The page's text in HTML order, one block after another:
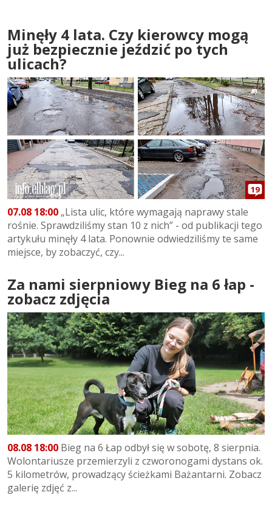
Minęły 4 lata. Czy kierowcy mogą
już bezpiecznie jeździć po tych
ulicach?
19
07.08 18:00 „Lista ulic, które wymagają naprawy stale
rośnie. Sprawdziliśmy stan 10 z nich” - od publikacji tego
artykułu minęły 4 lata. Ponownie odwiedziliśmy te same
miejsce, by zobaczyć, czy...
Za nami sierpniowy Bieg na 6 łap -
zobacz zdjęcia
08.08 18:00 Bieg na 6 Łap odbył się w sobotę, 8 sierpnia.
Wolontariusze przemierzyli z czworonogami dystans ok.
5 kilometrów, prowadzący ścieżkami Bażantarni. Zobacz
galerię zdjęć z...